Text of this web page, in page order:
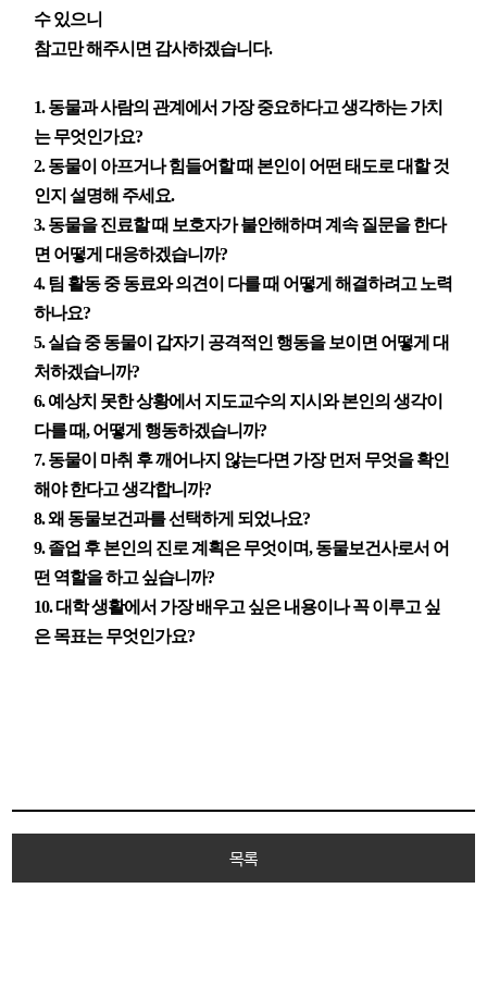
수 있으니
참고만 해주시면 감사하겠습니다.
1. 동물과 사람의 관계에서 가장 중요하다고 생각하는 가치
는 무엇인가요?
2. 동물이 아프거나 힘들어할 때 본인이 어떤 태도로 대할 것
인지 설명해 주세요.
3. 동물을 진료할 때 보호자가 불안해하며 계속 질문을 한다
면 어떻게 대응하겠습니까?
4. 팀 활동 중 동료와 의견이 다를 때 어떻게 해결하려고 노력
하나요?
5. 실습 중 동물이 갑자기 공격적인 행동을 보이면 어떻게 대
처하겠습니까?
6. 예상치 못한 상황에서 지도교수의 지시와 본인의 생각이
다를 때, 어떻게 행동하겠습니까?
7. 동물이 마취 후 깨어나지 않는다면 가장 먼저 무엇을 확인
해야 한다고 생각합니까?
8. 왜 동물보건과를 선택하게 되었나요?
9. 졸업 후 본인의 진로 계획은 무엇이며, 동물보건사로서 어
떤 역할을 하고 싶습니까?
10. 대학 생활에서 가장 배우고 싶은 내용이나 꼭 이루고 싶
은 목표는 무엇인가요?
목록